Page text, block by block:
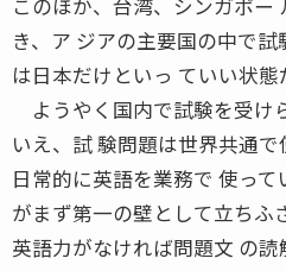
き、ア ジアの主要国の中で
は日本だけといっ ていい状態
ようやく国内で試験を受け
いえ、試 験問題は世界共通で
日常的に英語を業務で 使っ
がまず第一の壁として立ちふ
英語力がなければ問題文 の